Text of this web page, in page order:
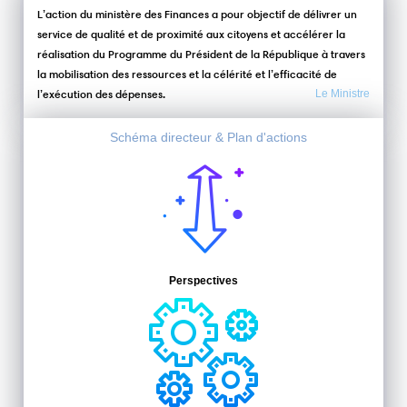
L’action du ministère des Finances a pour objectif de délivrer un
service de qualité et de proximité aux citoyens et accélérer la
réalisation du Programme du Président de la République à travers
la mobilisation des ressources et la célérité et l’efficacité de
l’exécution des dépenses.
Le Ministre
Schéma directeur & Plan d'actions
Perspectives